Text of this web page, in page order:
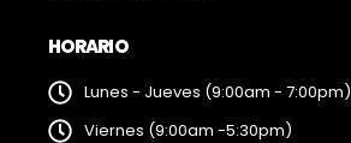
HORARIO
Lunes - Jueves (9:00am - 7:00pm)
Viernes (9:00am -5:30pm)